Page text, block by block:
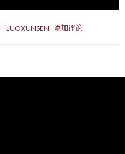
LUOXUNSEN 添加评论